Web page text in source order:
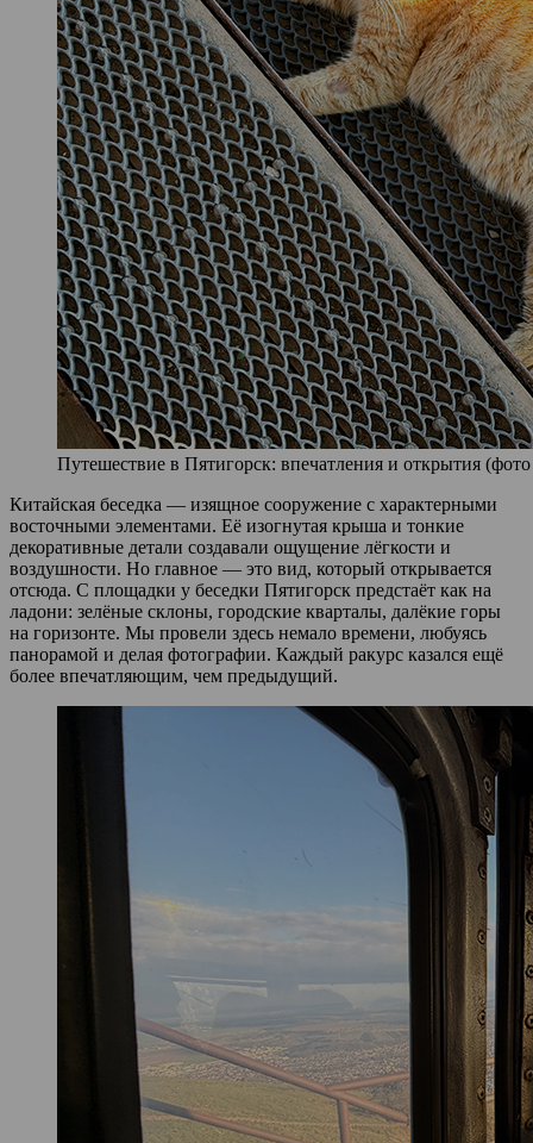
Путешествие в Пятигорск: впечатления и открытия
Китайская беседка — изящное сооружение с характерными
восточными элементами. Её изогнутая крыша и тонкие
декоративные детали создавали ощущение лёгкости и
воздушности. Но главное — это вид, который открывается
отсюда. С площадки у беседки Пятигорск предстаёт как на
ладони: зелёные склоны, городские кварталы, далёкие горы
на горизонте. Мы провели здесь немало времени, любуясь
панорамой и делая фотографии. Каждый ракурс казался ещё
более впечатляющим, чем предыдущий.